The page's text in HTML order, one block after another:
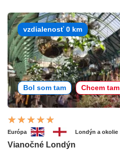
vzdialenosť 0 km
Bol som tam Chcem tam
Európa Londýn a okolie
Vianočné Londýn